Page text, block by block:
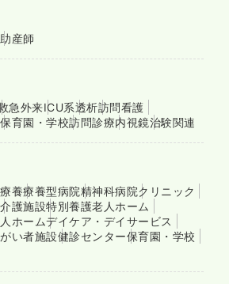
助産師
急外来ICU系透析訪問看護
保育園・学校訪問診療内視鏡治験関連
養療養型病院精神科病院クリニック
介護施設特別養護老人ホーム
ホームデイケア・デイサービス
い者施設健診センター保育園・学校